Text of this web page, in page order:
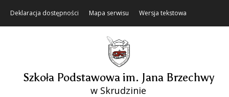
Deklaracja dostępności Mapa serwisu Wersja tekstowa
Szkoła Podstawowa im. Jana Brzechwy
w Skrudzinie